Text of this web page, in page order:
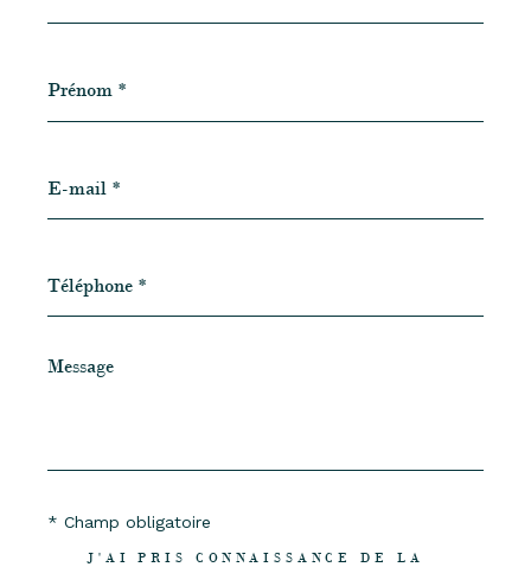
*
mail
*
*
Message
*
J'AI PRIS CONNAISSANCE DE LA
* Champ obligatoire